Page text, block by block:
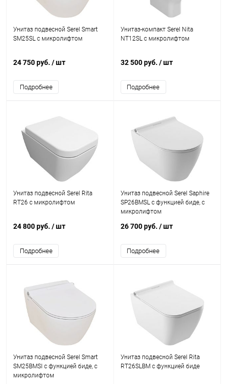
Унитаз подвесной Serel Smart
SM25SL с микролифтом
24 750 руб. / шт
Подробнее
Унитаз-компакт Serel Nita
NT12SL с микролифтом
32 500 руб. / шт
Подробнее
Унитаз подвесной Serel Rita
RT26 с микролифтом
24 800 руб. / шт
Подробнее
Унитаз подвесной Serel Saphire
SP26BMSL с функцией биде, с
микролифтом
26 700 руб. / шт
Подробнее
Унитаз подвесной Serel Smart
SM25BMSl с функцией биде, с
микролифтом
Унитаз подвесной Serel Rita
RT26SLBM с функцией биде